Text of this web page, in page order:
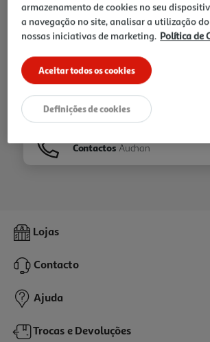
Ir para Homepage
Folhetos
Contactos Auchan
Lojas
Contacto
Ajuda
Trocas e Devoluções
armazenamento de cookies no seu
a navegação no site, analisar a utilização
nossas iniciativas de marketing. Política de
Aceitar todos os cookies
Definições de cookies